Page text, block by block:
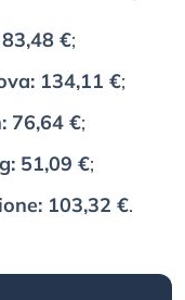
€;
134,11 €;
76,64 €;
51,09 €;
103,32 €.